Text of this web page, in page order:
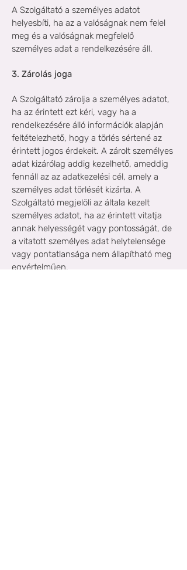
A Szolgáltató a személyes adatot
helyesbíti, ha az a valóságnak nem felel
meg és a valóságnak megfelelő
személyes adat a rendelkezésére áll.
3. Zárolás joga
A Szolgáltató zárolja a személyes adatot,
ha az érintett ezt kéri, vagy ha a
rendelkezésére álló információk alapján
feltételezhető, hogy a törlés sértené az
érintett jogos érdekeit. A zárolt személyes
adat kizárólag addig kezelhető, ameddig
fennáll az az adatkezelési cél, amely a
személyes adat törlését kizárta. A
Szolgáltató megjelöli az általa kezelt
személyes adatot, ha az érintett vitatja
annak helyességét vagy pontosságát, de
a vitatott személyes adat helytelensége
vagy pontatlansága nem állapítható meg
egyértelműen.